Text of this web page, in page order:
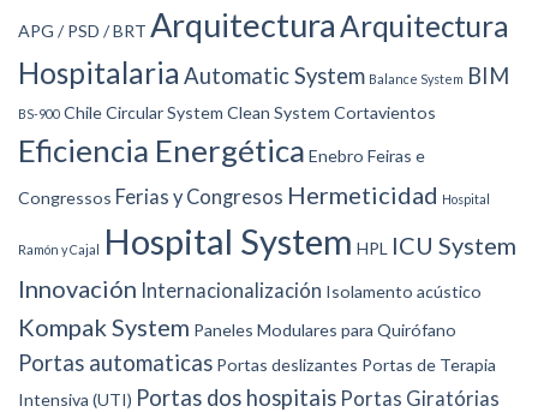
APG / PSD / BRT Arquitectura Arquitectura
Hospitalaria Automatic System Balance System BIM
BS-900 ChileCircular System Clean System Cortavientos
Eficiencia Energética Enebro Feiras e
Congressos Ferias y Congresos Hermeticidad Hospital
Ramón y Cajal Hospital System HPL ICU System
Innovación Internacionalización Isolamento acústico
Kompak System Paneles Modulares para Quirófano
Portas automaticas Portas deslizantes Portas de Terapia
Intensiva (UTI) Portas dos hospitais Portas Giratórias